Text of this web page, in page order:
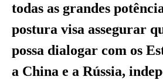
todas as grandes
postura visa assegurar
possa dialogar com os
a China e a Rússia,